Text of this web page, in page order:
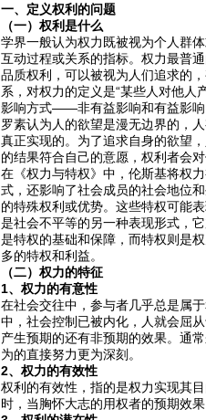
一、定义权利的问题
（一）权利是什么
学界一般认为权力既被视为个人群
互动过程或关系的指标。权力最普
品质权利，可以被视为人们追求的
系，对权力的定义是“某些人对他人
影响方式——非有益影响和有益影
罗素认为人的欲望是漫无边界的，
真正实现的。为了追求自身的欲望
的结果符合自己的意愿，权利者会
在《权力与特权》中，伦斯基将权
式，还影响了社会成员的社会地位
的特殊权利或优势。这些特权可能
是社会不平等的另一种表现形式，
是特权的基础和保障，而特权则是
多的特权和利益。
（二）权力的特征
1、权力的有意性
在社会交往中，参与者几乎总是属
中，社会控制已被内化，人就会屈
产生预期的还有非预期的效果。通
为的直接努力更为深刻。
2、权力的有效性
权利的有效性，指的是权力实现其
时，当胸怀大志的用权者的预期效